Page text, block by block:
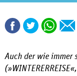
Auch der wie immer
(» WINTERERREISE«